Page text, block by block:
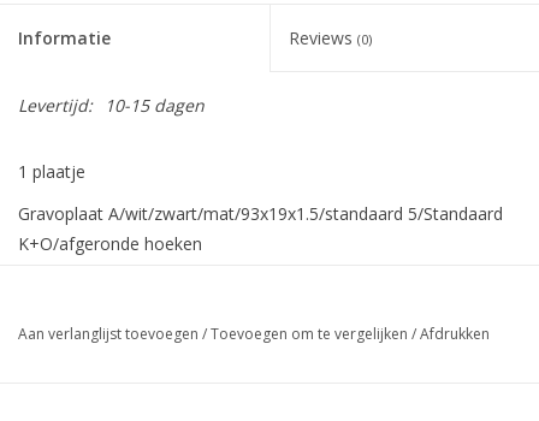
Informatie Reviews (0)
Levertijd: 10-15 dagen
1 plaatje
Gravoplaat A/wit/zwart/mat/93x19x1.5/standaard 5/Standaard
K+O/afgeronde hoeken
Aan verlanglijst toevoegen /Toevoegen om te vergelijken /Afdrukken